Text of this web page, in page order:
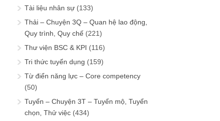
Tài liệu nhân sự (133)
Thải – Chuyện 3Q – Quan hệ lao động,
Quy trình, Quy chế (221)
Thư viện BSC & KPI (116)
Tri thức tuyển dụng (159)
Từ điển năng lực – Core competency
(50)
Tuyển – Chuyện 3T – Tuyển mộ, Tuyển
chọn, Thử việc (434)